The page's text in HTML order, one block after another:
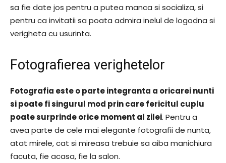
sa fie date jos pentru a putea manca si socializa, si
pentru ca invitatii sa poata admira inelul de logodna si
verigheta cu usurinta.
Fotografierea verighetelor
Fotografia este o parte integranta a oricarei nunti
si poate fi singurul mod prin care fericitul cuplu
poate surprinde orice moment al zilei. Pentru a
avea parte de cele mai elegante fotografii de nunta,
atat mirele, cat si mireasa trebuie sa aiba manichiura
facuta, fie acasa, fie la salon.